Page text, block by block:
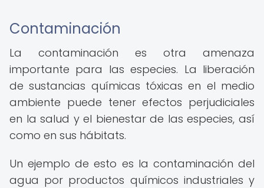
Contaminación
La contaminación es otra amenaza
importante para las especies. La liberación
de sustancias químicas tóxicas en el medio
ambiente puede tener efectos perjudiciales
en la salud y el bienestar de las especies, así
como en sus hábitats.
Un ejemplo de esto es la contaminación del
agua por productos químicos industriales y